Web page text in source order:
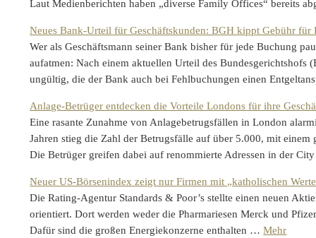
Laut Medienberichten haben „diverse Family Offices“ bereits
Neues Bank-Urteil für Geschäftskunden: BGH kippt Gebühr für
Wer als Geschäftsmann seiner Bank bisher für jede Buchung
aufatmen: Nach einem aktuellen Urteil des Bundesgerichtshofs
ungültig, die der Bank auch bei Fehlbuchungen einen
Anlage-Betrüger entdecken die Vorteile Londons für ihre
Eine rasante Zunahme von Anlagebetrugsfällen in London
Jahren stieg die Zahl der Betrugsfälle auf über 5.000, mit
Die Betrüger greifen dabei auf renommierte Adressen in der
Neuer US-Börsenindex zeigt nur Firmen mit „katholischen
Die Rating-Agentur Standards & Poor’s stellte einen neuen
orientiert. Dort werden weder die Pharmariesen Merck und
Dafür sind die großen Energiekonzerne enthalten …Mehr